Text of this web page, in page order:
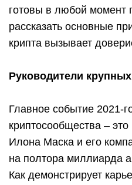
готовы в любой момент
рассказать основные
крипта вызывает
Руководители
Главное событие 2021-
криптосообщества –
Илона Маска и его
на полтора миллиарда
Как демонстрирует